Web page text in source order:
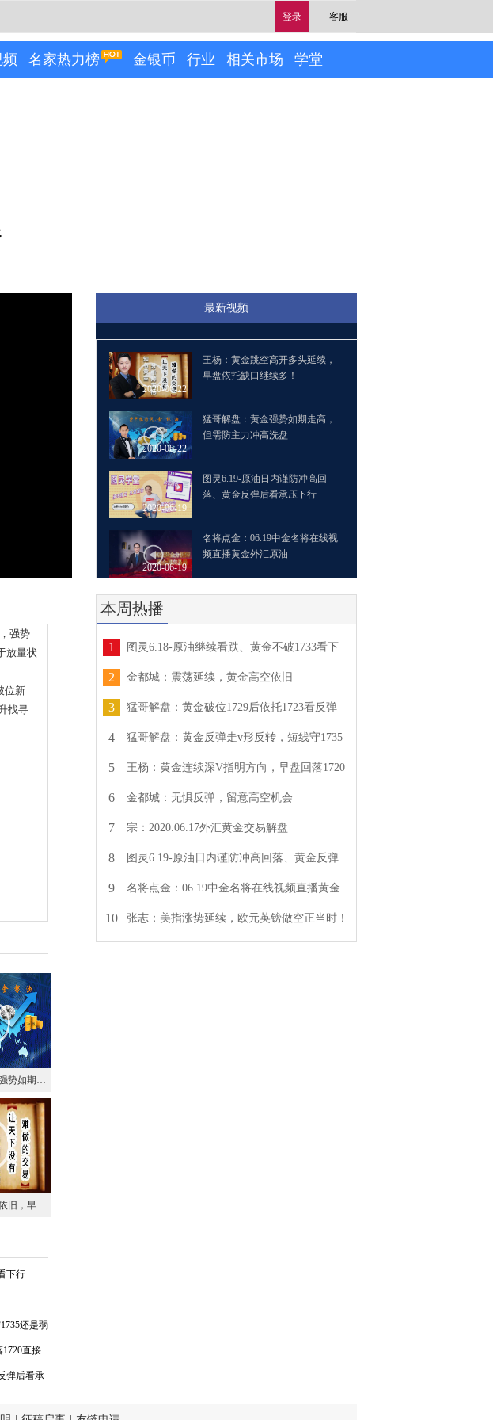
登录 客服
频 名家热力榜 金银币 行业 相关市场 学堂
最新视频
2020-06-22
王杨：黄金跳空高开多头延续，
早盘依托缺口继续多！
2020-06-22
猛哥解盘：黄金强势如期走高，
但需防主力冲高洗盘
2020-06-19
图灵6.19-原油日内谨防冲高回
落、黄金反弹后看承压下行
2020-06-19
名将点金：06.19中金名将在线视
频直播黄金外汇原油
强势
放量状
位新
找寻
猛哥解盘：黄金强势如期走高，但需防主力冲高洗盘
王杨：黄金震荡依旧，早盘118附近先多！
下行
还是弱
直接
弹后看承
本周热播
1 图灵6.18-原油继续看跌、黄金不破1733看下
2 金都城：震荡延续，黄金高空依旧
3 猛哥解盘：黄金破位1729后依托1723看反弹
4 猛哥解盘：黄金反弹走v形反转，短线守1735
5 王杨：黄金连续深V指明方向，早盘回落1720
6 金都城：无惧反弹，留意高空机会
7 宗：2020.06.17外汇黄金交易解盘
8 图灵6.19-原油日内谨防冲高回落、黄金反弹
9 名将点金：06.19中金名将在线视频直播黄金
10 张志：美指涨势延续，欧元英镑做空正当时！